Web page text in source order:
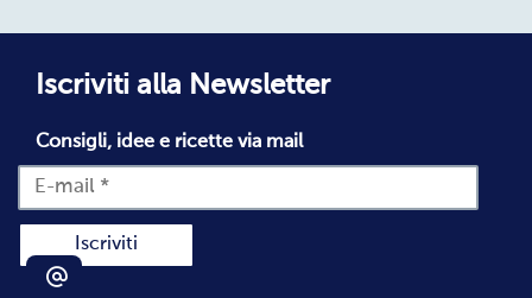
Iscriviti alla Newsletter
Consigli, idee e ricette via mail
Iscriviti